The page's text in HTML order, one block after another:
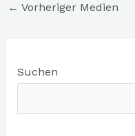
← Vorheriger Medien
Suchen